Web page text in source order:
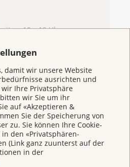
damit wir unsere Website
ausrichten und
Ihre Privatsphäre
wir Sie um ihr
auf «Akzeptieren &
Sie der Speicherung von
zu. Sie können Ihre Cookie-
den «Privatsphären-
(Link ganz zuunterst auf der
in der
10 – 18 Uhr